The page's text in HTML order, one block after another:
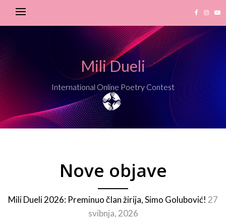
Mili Dueli
International Online Poetry Contest
Nove objave
Mili Dueli 2026: Preminuo član žirija, Simo Golubović! 27
svibnja, 2026